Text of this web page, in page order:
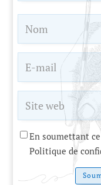
En soumettant
Politique de